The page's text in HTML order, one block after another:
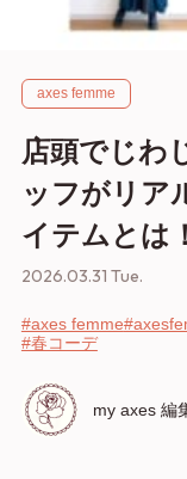
axes femme
店頭でじわ
ッフがリア
イテムとは
2026.03.31 Tue.
#axes femme
#春コーデ
my axes 編